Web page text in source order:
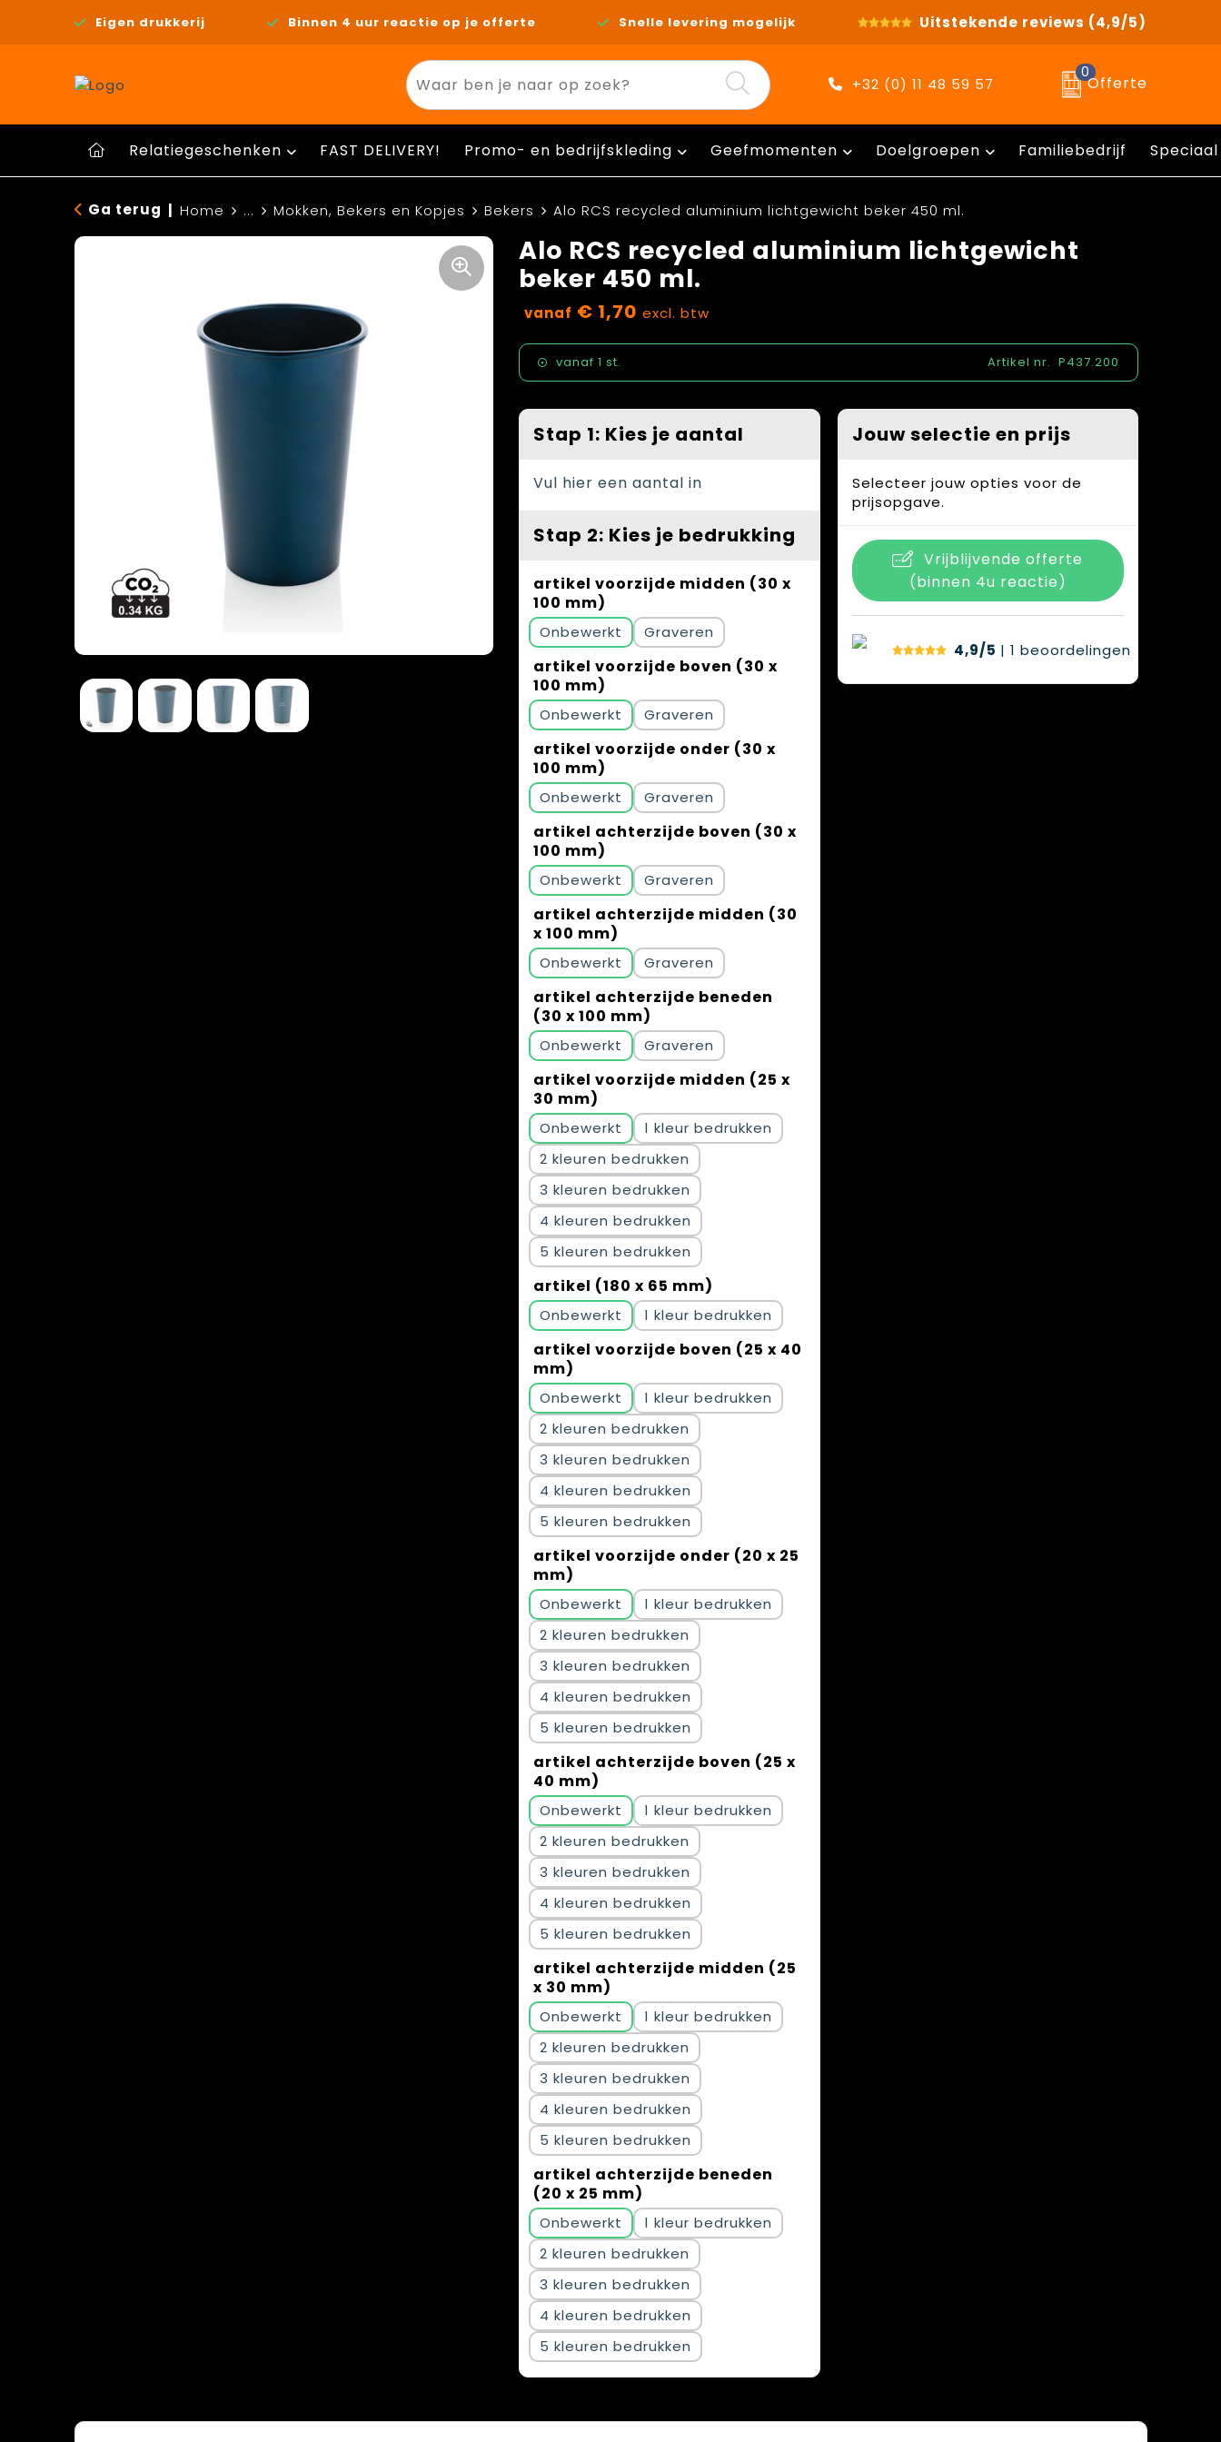
Eigen drukkerij Binnen 4 uur reactie op je offerte Snelle levering mogelijk Uitstekende reviews (4,9/5)
+32 (0) 11 48 59 57
0
Offerte
Relatiegeschenken FAST DELIVERY! Promo- en bedrijfskleding Geefmomenten Doelgroepen Familiebedrijf
Ga terug Home ... Mokken, Bekers en Kopjes Bekers Alo RCS recycled aluminium lichtgewicht beker 450 ml.
Alo RCS recycled aluminium lichtgewicht
beker 450 ml.
vanaf € 1,70 excl. btw
vanaf 1 st. Artikel nr. P437.200
Stap 1: Kies je aantal
Vul hier een aantal in
Stap 2: Kies je bedrukking
artikel voorzijde midden (30 x
100 mm)
Onbewerkt Graveren
artikel voorzijde boven (30 x
100 mm)
Onbewerkt Graveren
artikel voorzijde onder (30 x
100 mm)
Onbewerkt Graveren
artikel achterzijde boven (30 x
100 mm)
Onbewerkt Graveren
artikel achterzijde midden (30
x 100 mm)
Onbewerkt Graveren
artikel achterzijde beneden
(30 x 100 mm)
Onbewerkt Graveren
artikel voorzijde midden (25 x
30 mm)
Onbewerkt
1
2
3
4
5
artikel (180 x 65 mm)
Onbewerkt 1
artikel voorzijde boven (25 x 40
mm)
Onbewerkt
1
2
3
4
5
artikel voorzijde onder (20 x 25
mm)
Onbewerkt
1
2
3
4
5
artikel achterzijde boven (25 x
40 mm)
Onbewerkt
1
2
3
4
5
artikel achterzijde midden (25
x 30 mm)
Onbewerkt
1
2
3
4
5
artikel achterzijde beneden
(20 x 25 mm)
Onbewerkt
1
2
3
4
5
Jouw selectie en prijs
Selecteer jouw opties voor de
prijsopgave.
Vrijblijvende offerte
(binnen 4u reactie)
4,9/5 | 1 beoordelingen